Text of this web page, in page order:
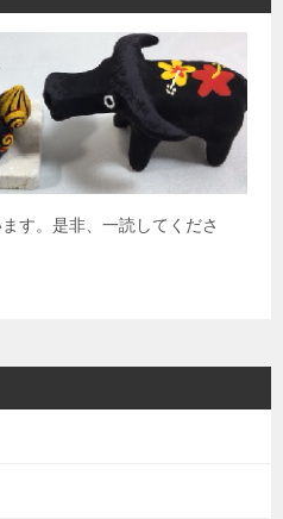
す。是非、一読してくださ